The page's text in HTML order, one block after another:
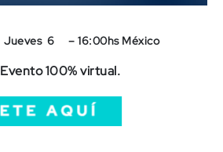
Jueves 6 – 16:00hs México
Evento 100% virtual.